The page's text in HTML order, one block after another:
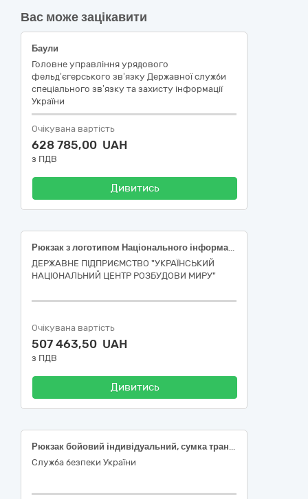
Вас може зацікавити
Баули
Головне управління урядового
фельд’єгерського зв’язку Державної служби
спеціального зв’язку та захисту інформації
України
Очікувана вартість
628 785,00 UAH
з ПДВ
Дивитись
Рюкзак з логотипом Національного інформаційного бюро (для пакування одягу та взуття), для формування пакунків речами для задоволення основних (базових) потреб осіб, які були позбавлені свободи внаслідок збройної агресії російської федерації проти України, після їх звільнення для забезпечення проведення протокольного заходу
ДЕРЖАВНЕ ПІДПРИЄМСТВО "УКРАЇНСЬКИЙ
НАЦІОНАЛЬНИЙ ЦЕНТР РОЗБУДОВИ МИРУ"
Очікувана вартість
507 463,50 UAH
з ПДВ
Дивитись
Рюкзак бойовий індивідуальний, сумка транспортна індивідуальна
Служба безпеки України